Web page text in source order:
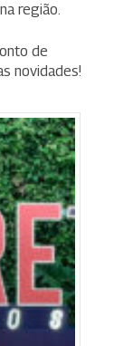
região.
de
novidades!